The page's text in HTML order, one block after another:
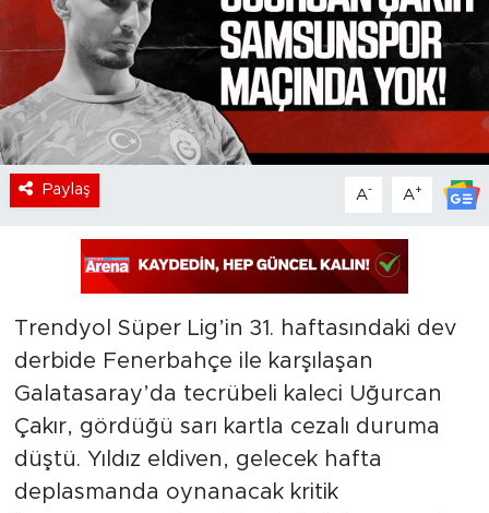
Paylaş A- A+
Trendyol Süper Lig’in 31. haftasındaki dev
derbide Fenerbahçe ile karşılaşan
Galatasaray’da tecrübeli kaleci Uğurcan
Çakır, gördüğü sarı kartla cezalı duruma
düştü. Yıldız eldiven, gelecek hafta
deplasmanda oynanacak kritik